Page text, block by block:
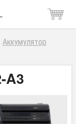
Аккумулятор
A3